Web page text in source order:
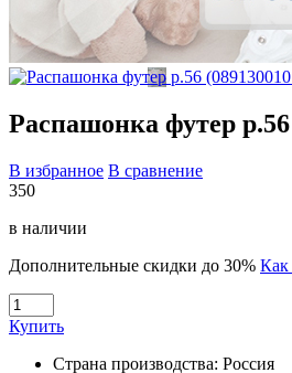
Распашонка футер р.56
В избранное В сравнение
350
в наличии
Дополнительные скидки до 30% Как
Купить
Страна производства: Россия